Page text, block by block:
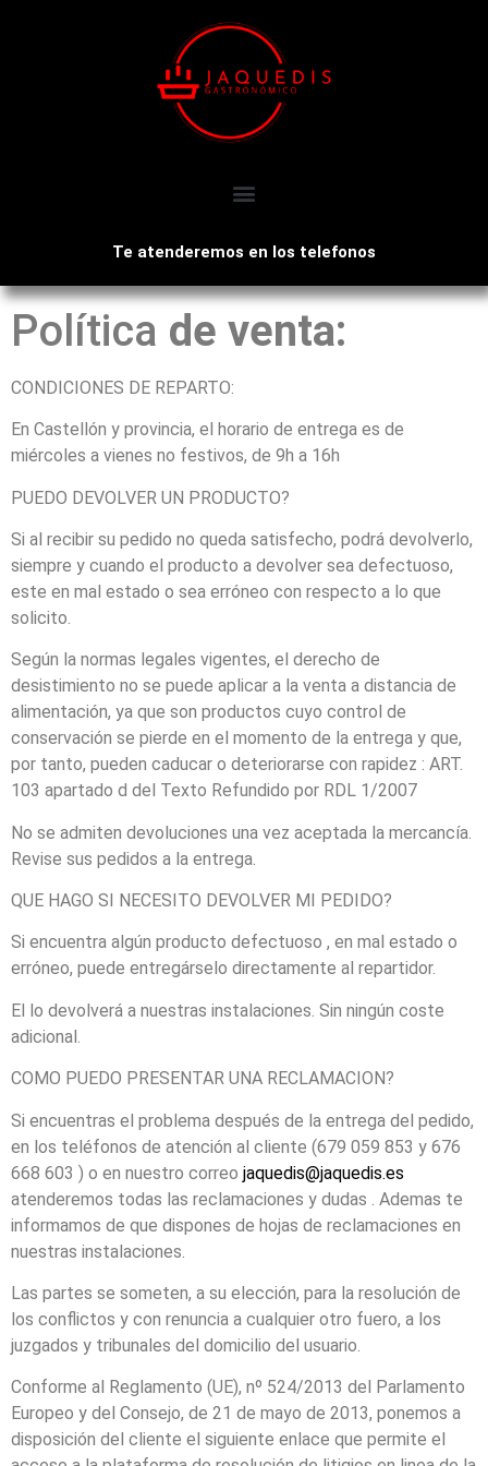
Te atenderemos en los telefonos
Política de venta:
CONDICIONES DE REPARTO:
En Castellón y provincia, el horario de entrega es de
miércoles a vienes no festivos, de 9h a 16h
PUEDO DEVOLVER UN PRODUCTO?
Si al recibir su pedido no queda satisfecho, podrá devolverlo,
siempre y cuando el producto a devolver sea defectuoso,
este en mal estado o sea erróneo con respecto a lo que
solicito.
Según la normas legales vigentes, el derecho de
desistimiento no se puede aplicar a la venta a distancia de
alimentación, ya que son productos cuyo control de
conservación se pierde en el momento de la entrega y que,
por tanto, pueden caducar o deteriorarse con rapidez : ART.
103 apartado d del Texto Refundido por RDL 1/2007
No se admiten devoluciones una vez aceptada la mercancía.
Revise sus pedidos a la entrega.
QUE HAGO SI NECESITO DEVOLVER MI PEDIDO?
Si encuentra algún producto defectuoso , en mal estado o
erróneo, puede entregárselo directamente al repartidor.
El lo devolverá a nuestras instalaciones. Sin ningún coste
adicional.
COMO PUEDO PRESENTAR UNA RECLAMACION?
Si encuentras el problema después de la entrega del pedido,
en los teléfonos de atención al cliente (679 059 853 y 676
668 603 ) o en nuestro correo jaquedis@jaquedis.es
atenderemos todas las reclamaciones y dudas . Ademas te
informamos de que dispones de hojas de reclamaciones en
nuestras instalaciones.
Las partes se someten, a su elección, para la resolución de
los conflictos y con renuncia a cualquier otro fuero, a los
juzgados y tribunales del domicilio del usuario.
Conforme al Reglamento (UE), nº 524/2013 del Parlamento
Europeo y del Consejo, de 21 de mayo de 2013, ponemos a
disposición del cliente el siguiente enlace que permite el